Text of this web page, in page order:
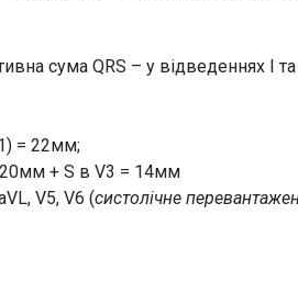
сума QRS – у відведеннях I та
= 22мм;
20мм + S в V3 = 14мм
V5, V6 (систолічне